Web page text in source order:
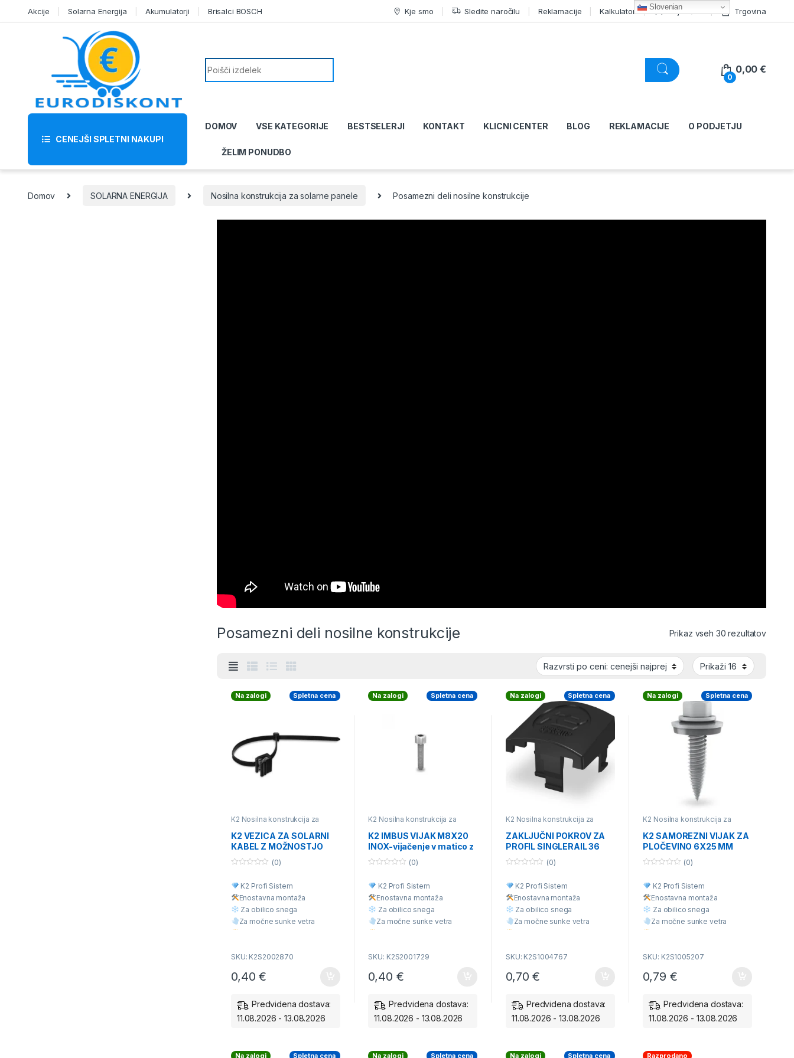
Skip to navigation
Akcije Solarna Energija Akumulatorji Brisalci BOSCH Kje smo Sledite naročilu Reklamacije Kalkulator Moj račun Trgovina
Search for:
0
0,00€
CENEJŠI SPLETNI NAKUPI
DOMOV VSE KATEGORIJE BESTSELERJI KONTAKT KLICNI CENTER BLOG REKLAMACIJE O PODJETJU
ŽELIM PONUDBO
Domov SOLARNA ENERGIJA Nosilna konstrukcija za solarne panele Posamezni deli nosilne konstrukcije
Posamezni deli nosilne konstrukcije Prikaz vseh 30 rezultatov
Na zalogi Spletna cena
K2 Nosilna konstrukcija za
opečno kritino ali betonski
strešnik,K2 Univerzalna nosilna
konstrukcija za različne vrste
kritine, Posamezni deli nosilne
K2 VEZICA ZA SOLARNI
KABEL Z MOŽNOSTJO
MONTAŽE NA OKVIR
PANELA 2002870
u
o
f
5
(0)
K2 Profi Sistem
Enostavna montaža
Za obilico snega
Za močne sunke vetra
SKU: K2S2002870
0,40€
Predvidena dostava:
11.08.2026 - 13.08.2026
Na zalogi Spletna cena
K2 Nosilna konstrukcija za
opečno kritino ali betonski
strešnik,K2 Nosilna konstrukcija
za ravne strehe - sika,K2
Nosilna konstrukcija za valovito
konstrukcija za različne vrste
Posamezni deli nosilne
K2 IMBUS VIJAK M8X20
INOX-vijačenje v matico z
hitro sponko
(optimizatorji ) 2001729
u
t
o
f
5
(0)
K2 Profi Sistem
Enostavna montaža
Za obilico snega
Za močne sunke vetra
SKU: K2S2001729
0,40 €
Predvidena dostava:
11.08.2026 - 13.08.2026
Na zalogi Spletna cena
K2 Nosilna konstrukcija za
opečno kritino ali betonski
strešnik, K2 Nosilna konstrukcija
za valovito kritino,Posamezni
deli nosilne konstrukcije
ZAKLJUČNI POKROV ZA
PROFIL SINGLERAIL 36
1004767
u
o
f
5
(0)
K2 Profi Sistem
Enostavna montaža
Za obilico snega
Za močne sunke vetra
SKU: K2S1004767
0,70€
Predvidena dostava:
11.08.2026 - 13.08.2026
Na zalogi Spletna cena
K2 Nosilna konstrukcija za
Univerzalna nosilna konstrukcija
za različne vrste kritine,
Posamezni deli nosilne
K2 SAMOREZNI VIJAK ZA
PLOČEVINO 6X25 MM
1005207
u
t
o
f
5
(0)
K2 Profi Sistem
Enostavna montaža
Za obilico snega
Za močne sunke vetra
SKU: K2S1005207
0,79 €
Predvidena dostava:
11.08.2026 - 13.08.2026
Na zalogi Spletna cena Na zalogi Spletna cena Na zalogi Spletna cena Razprodano
Slovenian